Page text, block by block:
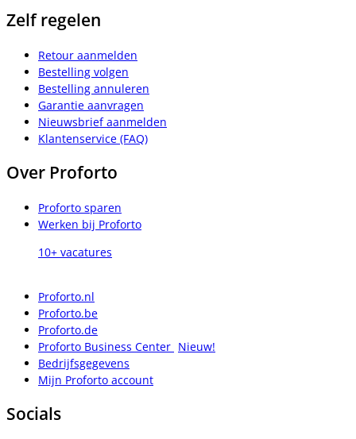
Zelf regelen
Retour aanmelden
Bestelling volgen
Bestelling annuleren
Garantie aanvragen
Nieuwsbrief aanmelden
Klantenservice (FAQ)
Over Proforto
Proforto sparen
Werken bij Proforto
10+ vacatures
Proforto.nl
Proforto.be
Proforto.de
Proforto Business Center Nieuw!
Bedrijfsgegevens
Mijn Proforto account
Socials